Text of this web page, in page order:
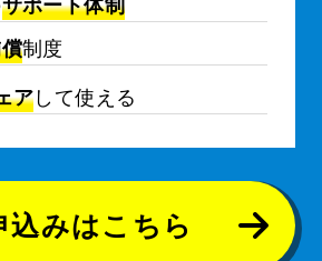
サポート体制
制度
ア して使える
込みはこちら